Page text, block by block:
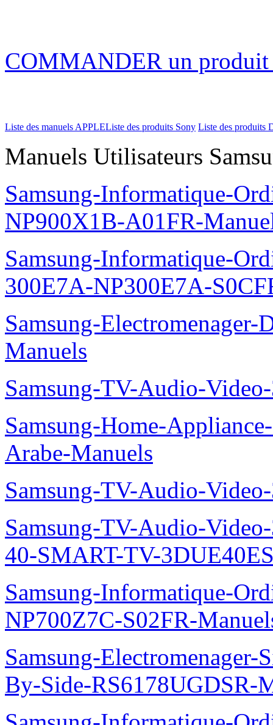
COMMANDER un
Liste des manuels APPLEListe des produits Sony Liste des produits
Manuels Utilisateurs
Samsung-Informatique-
NP900X1B-A01FR-
Samsung-Informatique-
300E7A-NP300E7A-
Samsung-
Manuels
Samsung-TV-Audio-
Samsung-Home-
Arabe-Manuels
Samsung-TV-Audio-
Samsung-TV-Audio-
40-SMART-TV-
Samsung-Informatique-
NP700Z7C-S02FR-
Samsung-
By-Side-RS6178UGDSR-